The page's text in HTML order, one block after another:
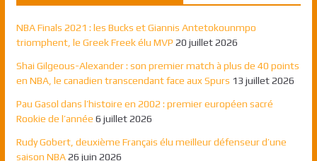
NBA Finals 2021 : les Bucks et Giannis Antetokounmpo
triomphent, le Greek Freek élu MVP 20 juillet 2026
Shai Gilgeous-Alexander : son premier match à plus de 40 points
en NBA, le canadien transcendant face aux Spurs 13 juillet 2026
Pau Gasol dans l’histoire en 2002 : premier européen sacré
Rookie de l’année 6 juillet 2026
Rudy Gobert, deuxième Français élu meilleur défenseur d’une
saison NBA 26 juin 2026